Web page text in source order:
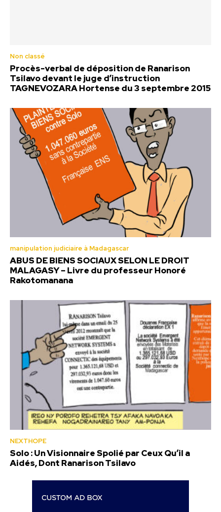
Non classé
Procès-verbal de déposition de Ranarison
Tsilavo devant le juge d’instruction
TAGNEVOZARA Hortense du 3 septembre 2015
manipulation judiciaire à Madagascar
ABUS DE BIENS SOCIAUX SELON LE DROIT
MALAGASY – Livre du professeur Honoré
Rakotomanana
NEXTHOPE
Solo : Un Visionnaire Spolié par Ceux Qu’il a
Aidés, Dont Ranarison Tsilavo